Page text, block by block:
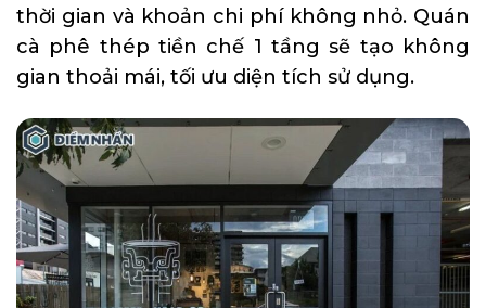
thời gian và khoản chi phí không nhỏ. Quán
cà phê thép tiền chế 1 tầng sẽ tạo không
gian thoải mái, tối ưu diện tích sử dụng.